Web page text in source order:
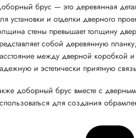
брус — это деревянная
установки и отделки дверного
стены превышает толщину
собой деревянную
между дверной коробкой
и эстетически приятную
доборный брус вместе с
для создания